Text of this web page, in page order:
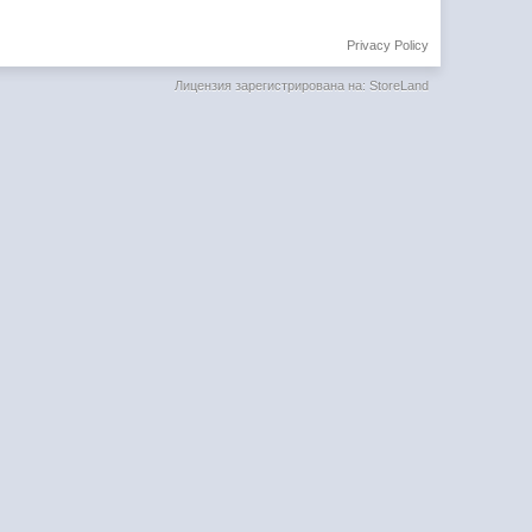
Privacy Policy
Лицензия зарегистрирована на: StoreLand